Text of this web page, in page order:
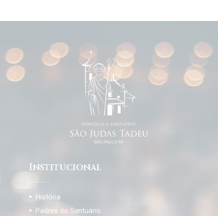
Institucional
História
Padres do Santuário